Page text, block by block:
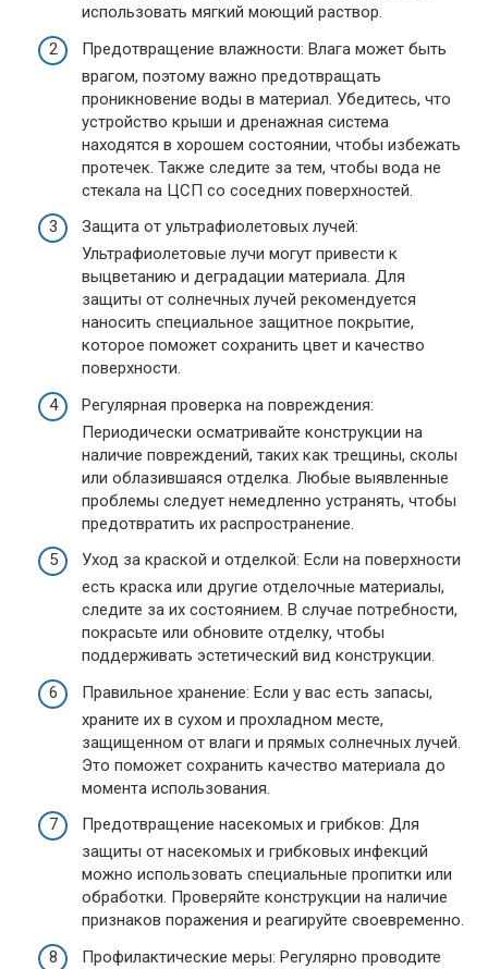
использовать мягкий моющий раствор.
Предотвращение влажности: Влага может быть
врагом, поэтому важно предотвращать
проникновение воды в материал. Убедитесь, что
устройство крыши и дренажная система
находятся в хорошем состоянии, чтобы избежать
протечек. Также следите за тем, чтобы вода не
стекала на ЦСП со соседних поверхностей.
Защита от ультрафиолетовых лучей:
Ультрафиолетовые лучи могут привести к
выцветанию и деградации материала. Для
защиты от солнечных лучей рекомендуется
наносить специальное защитное покрытие,
которое поможет сохранить цвет и качество
поверхности.
Регулярная проверка на повреждения:
Периодически осматривайте конструкции на
наличие повреждений, таких как трещины, сколы
или облазившаяся отделка. Любые выявленные
проблемы следует немедленно устранять, чтобы
предотвратить их распространение.
Уход за краской и отделкой: Если на поверхности
есть краска или другие отделочные материалы,
следите за их состоянием. В случае потребности,
покрасьте или обновите отделку, чтобы
поддерживать эстетический вид конструкции.
Правильное хранение: Если у вас есть запасы,
храните их в сухом и прохладном месте,
защищенном от влаги и прямых солнечных лучей.
Это поможет сохранить качество материала до
момента использования.
Предотвращение насекомых и грибков: Для
защиты от насекомых и грибковых инфекций
можно использовать специальные пропитки или
обработки. Проверяйте конструкции на наличие
признаков поражения и реагируйте своевременно.
Профилактические меры: Регулярно проводите